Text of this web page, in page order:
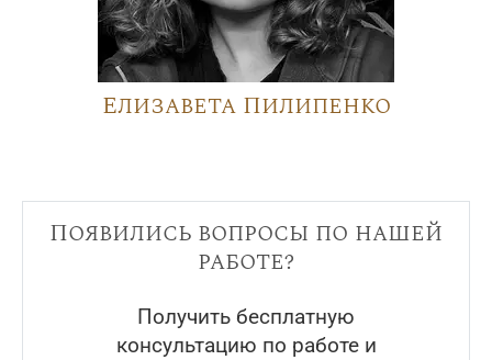
Елизавета Пилипенко
Появились вопросы по нашей
работе?
Получить бесплатную
консультацию по работе и